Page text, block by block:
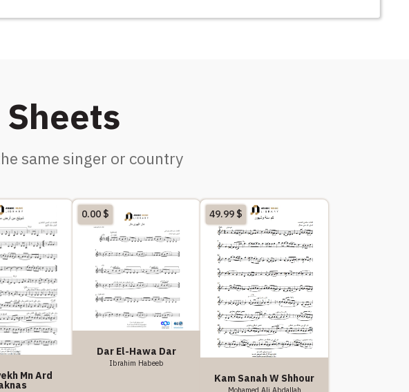
same singer or country
Mn Ard
Dar El-Hawa Dar
Ibrahim Habeeb
0.00$
Kam Sanah W Shhour
Mohamed Ali Abdallah
49.99$